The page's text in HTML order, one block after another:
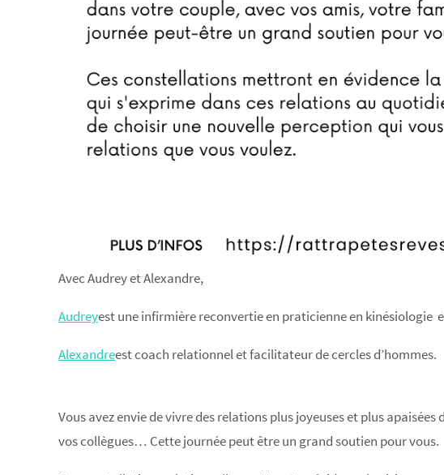
Avec Audrey et Alexandre,
Audreyest une infirmière reconvertie en praticienne en kinésiologie
Alexandreest coach relationnel et facilitateur de cercles d’hommes.
Vous avez envie de vivre des relations plus joyeuses et plus
vos collègues… Cette journée peut être un grand soutien pour vous.